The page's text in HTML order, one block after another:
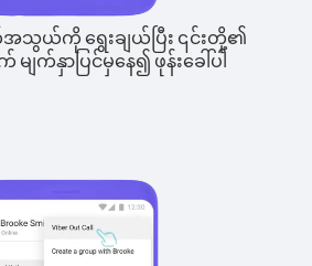
သွယ်ကို ရွေးချယ်ပြီး ၎င်းတို့၏
က်နှာပြင်မှနေ၍ ဖုန်းခေါ်ပါ